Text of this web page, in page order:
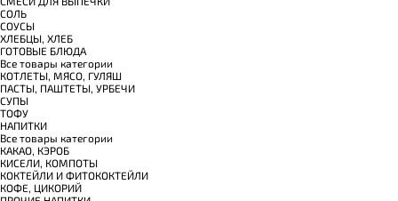
СОЛЬ
СОУСЫ
ХЛЕБЦЫ, ХЛЕБ
ГОТОВЫЕ БЛЮДА
Все товары категории
КОТЛЕТЫ, МЯСО, ГУЛЯШ
ПАСТЫ, ПАШТЕТЫ, УРБЕЧИ
СУПЫ
ТОФУ
НАПИТКИ
Все товары категории
КАКАО, КЭРОБ
КИСЕЛИ, КОМПОТЫ
КОКТЕЙЛИ И ФИТОКОКТЕЙЛИ
КОФЕ, ЦИКОРИЙ